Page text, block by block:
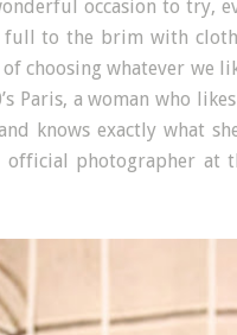
occasion to try,
to the brim with
choosing whatever we
Paris, a woman who
knows exactly what
photographer at